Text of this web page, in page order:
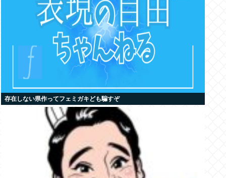
存在しない県作ってフェミガキども騙すぞ